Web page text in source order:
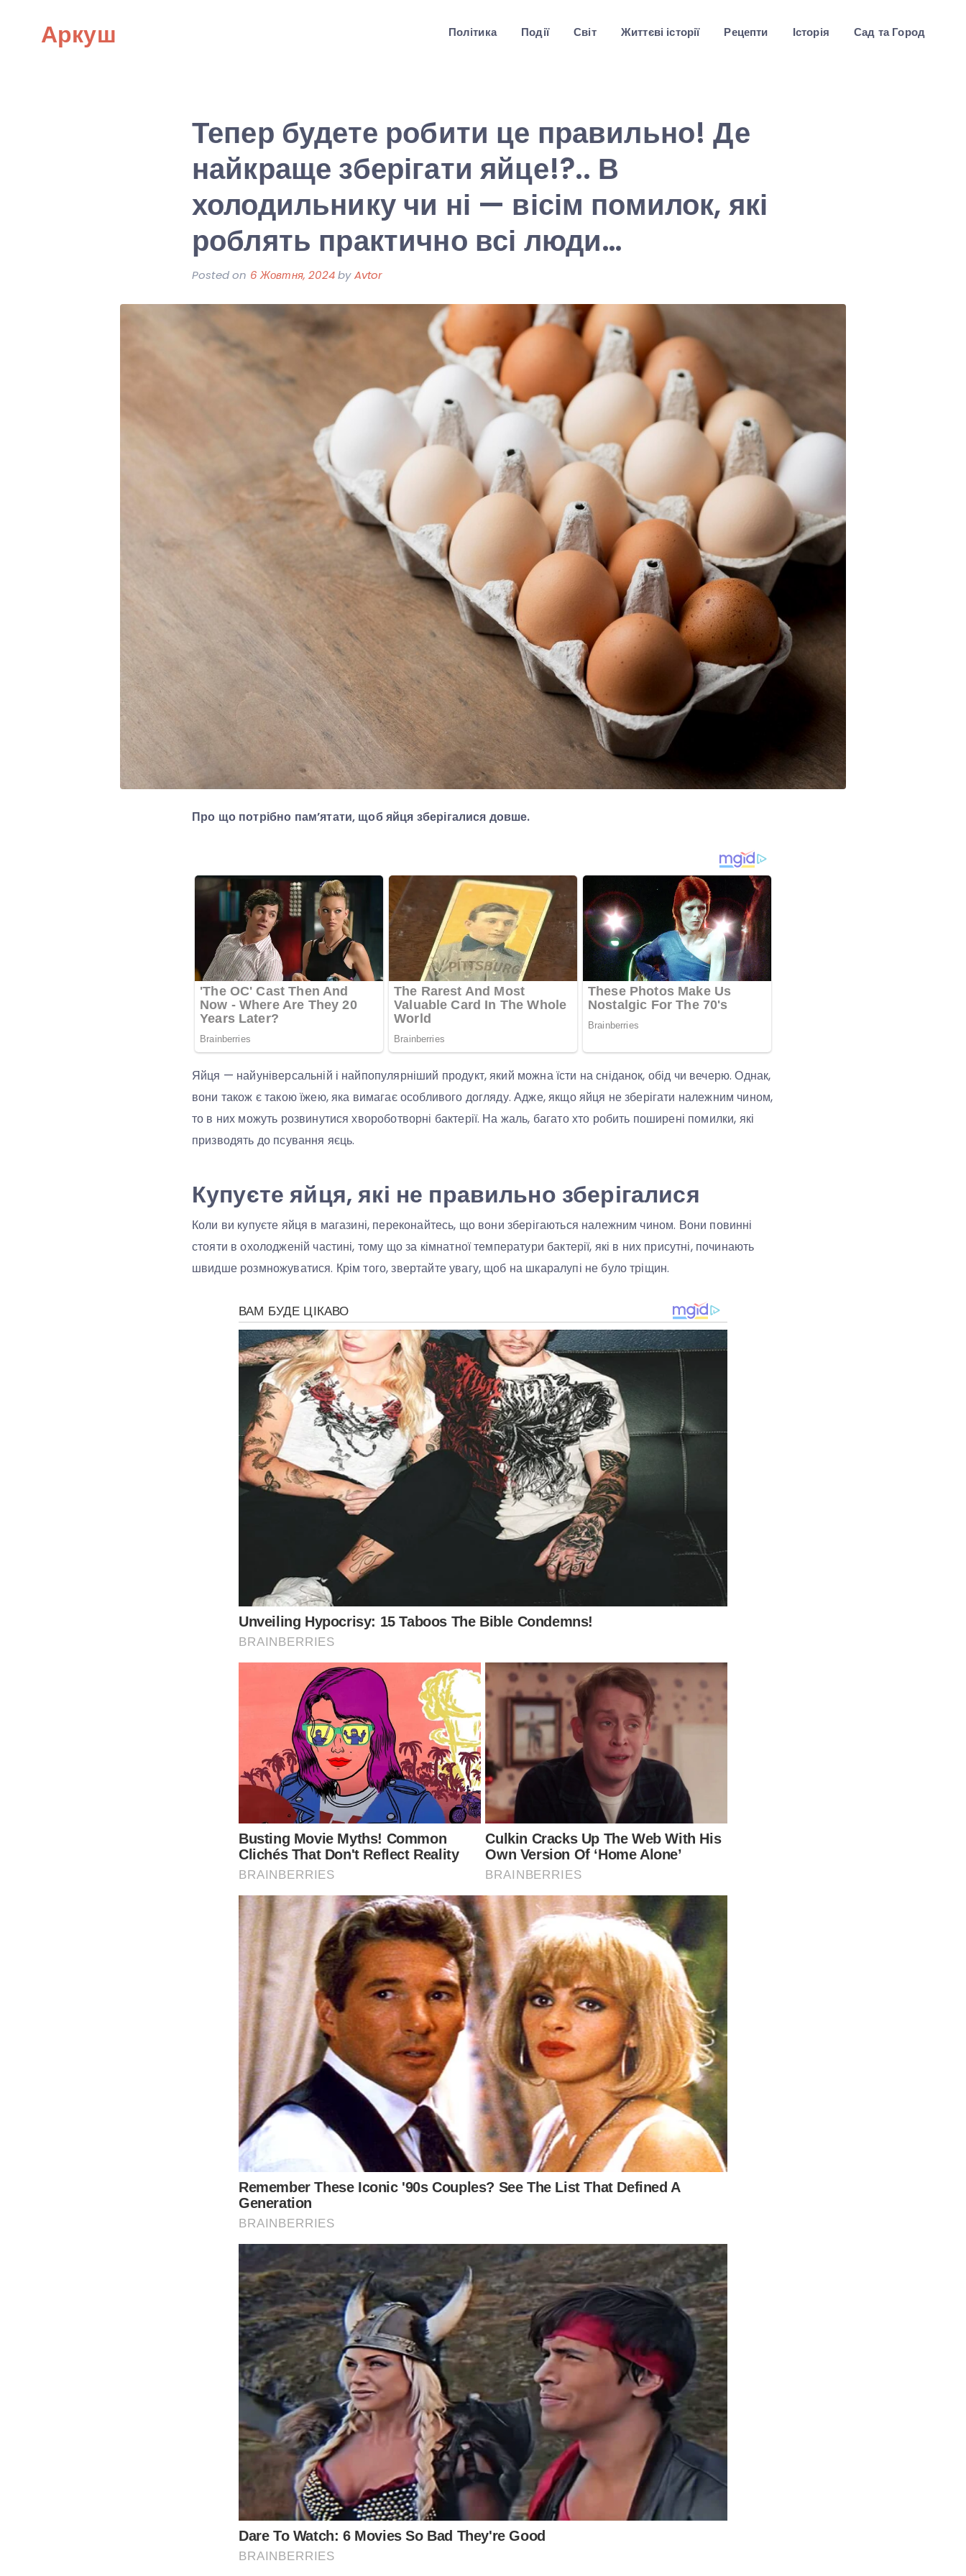
Аркуш Політика Події Світ Життєві історії Рецепти Історія Сад та Город
Тепер будете робити це правильно! Де
найкраще зберігати яйце!?.. В
холодильнику чи ні — вісім помилок, які
роблять практично всі люди…
Posted on 6 Жовтня, 2024byAvtor
Про що потрібно пам’ятати, щоб яйця зберігалися довше.
Яйця — найуніверсальній і найпопулярніший продукт, який можна їсти на сніданок, обід чи вечерю. Однак,
вони також є такою їжею, яка вимагає особливого догляду. Адже, якщо яйця не зберігати належним чином,
то в них можуть розвинутися хвороботворні бактерії. На жаль, багато хто робить поширені помилки, які
призводять до псування яєць.
Купуєте яйця, які не правильно зберігалися
Коли ви купуєте яйця в магазині, переконайтесь, що вони зберігаються належним чином. Вони повинні
стояти в охолодженій частині, тому що за кімнатної температури бактерії, які в них присутні, починають
швидше розмножуватися. Крім того, звертайте увагу, щоб на шкаралупі не було тріщин.